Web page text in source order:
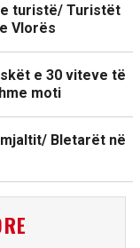
turistë/ Turistët
Vlorës
e 30 viteve të
moti
Bletarët në